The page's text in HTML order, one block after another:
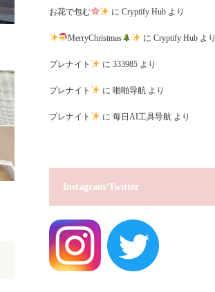
お花で包む にCryptify Hub より
MerryChristmas に Cryptify Hubより
プレナイト に 333985より
プレナイト に 啪啪导航より
プレナイト に 每日AI工具导航より
Instagram/Twitter